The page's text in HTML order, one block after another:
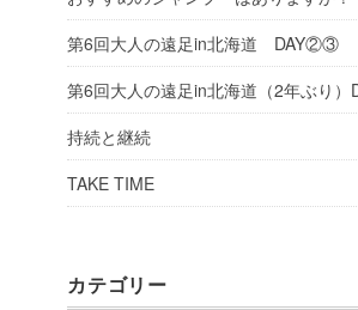
第6回大人の遠足in北海道 DAY②③
第6回大人の遠足in北海道（2年ぶり
持続と継続
TAKE TIME
カテゴリー